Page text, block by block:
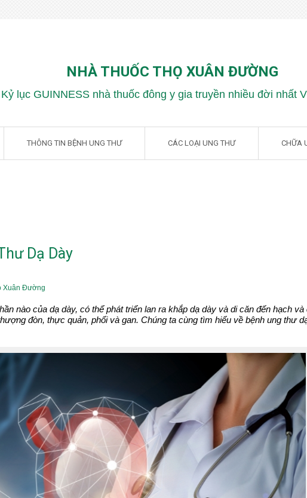
NHÀ THUỐC THỌ XUÂN ĐƯỜNG
Kỷ lục GUINNESS nhà thuốc đông y gia truyền nhiều đời nhất
THÔNG TIN BỆNH UNG THƯ CÁC LOẠI UNG THƯ CHỮA
Dạ Dày
Xuân Đường
nào của dạ dày, có thể phát triển lan ra khắp dạ dày và di căn đến hạch và
đòn, thực quản, phổi và gan. Chúng ta cùng tìm hiểu về bệnh ung thư